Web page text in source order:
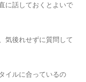
に話しておくとよいで
気後れせずに質問して
イルに合っているの